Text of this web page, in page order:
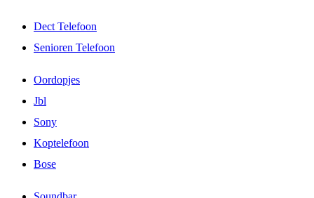
Dect Telefoon
Senioren Telefoon
Oordopjes
Jbl
Sony
Koptelefoon
Bose